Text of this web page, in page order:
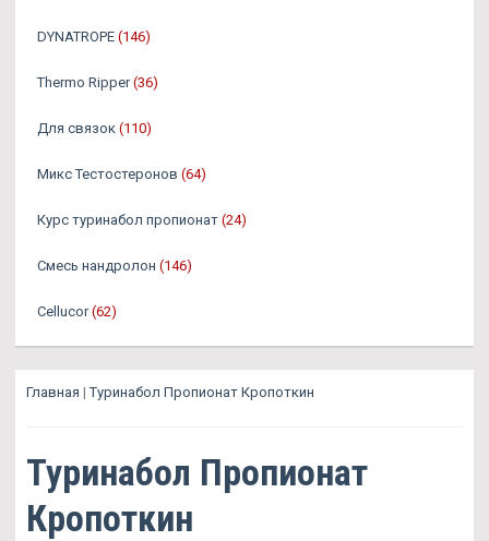
DYNATROPE (146)
Thermo Ripper (36)
Для связок (110)
Микс Тестостеронов (64)
Курс туринабол пропионат (24)
Смесь нандролон (146)
Cellucor (62)
Главная |Туринабол Пропионат Кропоткин
Туринабол Пропионат
Кропоткин